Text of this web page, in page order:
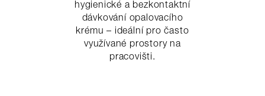
hygienické a bezkontaktní
dávkování opalovacího
krému – ideální pro často
využívané prostory na
pracovišti.